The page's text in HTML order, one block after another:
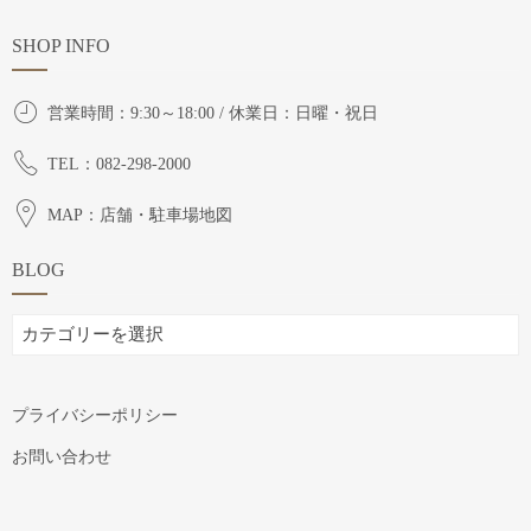
SHOP INFO
営業時間：9:30～18:00 / 休業日：日曜・祝日
TEL：082-298-2000
MAP：店舗・駐車場地図
BLOG
BLOG
プライバシーポリシー
お問い合わせ